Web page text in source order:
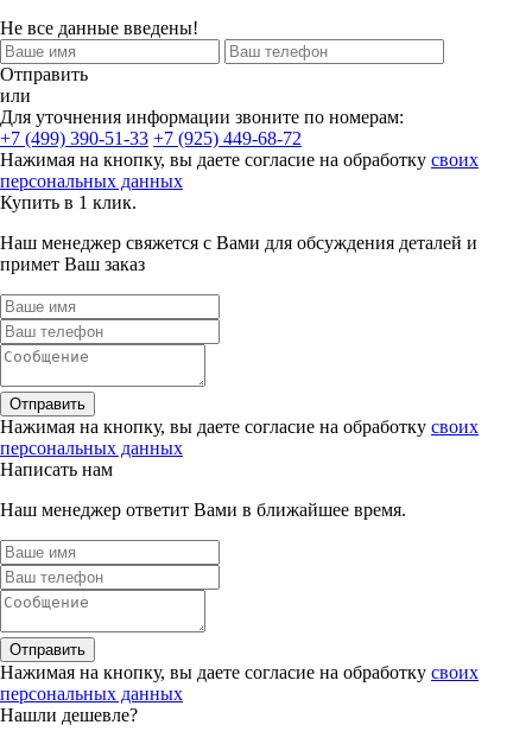
Не все данные введены!
Отправить
или
Для уточнения информации звоните по номерам:
+7 (499) 390-51-33 +7 (925) 449-68-72
Нажимая на кнопку, вы даете согласие на обработку своих
персональных данных
Купить в 1 клик.
Наш менеджер свяжется с Вами для обсуждения деталей и
примет Ваш заказ
Отправить
Нажимая на кнопку, вы даете согласие на обработку своих
персональных данных
Написать нам
Наш менеджер ответит Вами в ближайшее время.
Отправить
Нажимая на кнопку, вы даете согласие на обработку своих
персональных данных
Нашли дешевле?